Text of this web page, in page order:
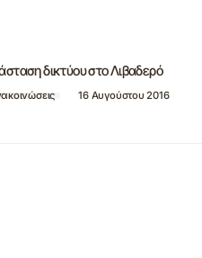
δικτύου στο Λιβαδερό
16 Αυγούστου 2016